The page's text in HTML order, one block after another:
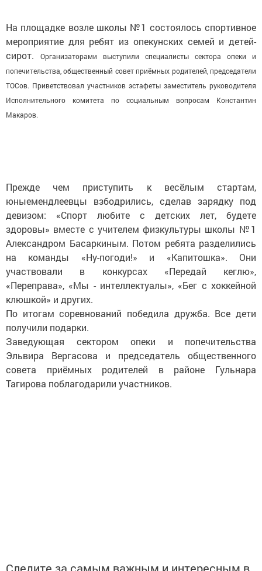
На площадке возле школы №1 состоялось спортивное
мероприятие для ребят из опекунских семей и детей-
сирот.
Организаторами выступили специалисты сектора опеки и
попечительства, общественный совет приёмных родителей, председатели
ТОСов. Приветствовал участников эстафеты заместитель руководителя
Исполнительного комитета по социальным вопросам Константин
Макаров.
Прежде чем приступить к весёлым стартам,
юныемендлеевцы взбодрились, сделав зарядку под
девизом: «Спорт любите с детских лет, будете
здоровы» вместе с учителем физкультуры школы №1
Александром Басаркиным. Потом ребята разделились
на команды «Ну-погоди!» и «Капитошка». Они
участвовали в конкурсах «Передай кеглю»,
«Переправа», «Мы - интеллектуалы», «Бег с хоккейной
клюшкой» и других.
По итогам соревнований победила дружба. Все дети
получили подарки.
Заведующая сектором опеки и попечительства
Эльвира Вергасова и председатель общественного
совета приёмных родителей в районе Гульнара
Тагирова поблагодарили участников.